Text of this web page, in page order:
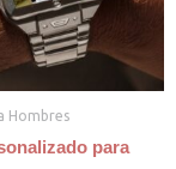
Hombres
para